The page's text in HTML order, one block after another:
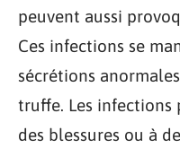
peuvent aussi
Ces infections se
sécrétions
truffe. Les infections
des blessures ou à